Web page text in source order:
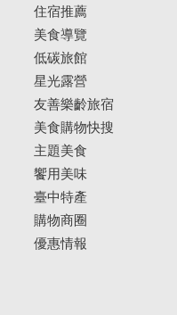
零售貨物的聚集地。
不下來！
住宿推薦
美食導覽
低碳旅館
星光露營
友善樂齡旅宿
美食購物快搜
主題美食
饗用美味
臺中特產
購物商圈
優惠情報